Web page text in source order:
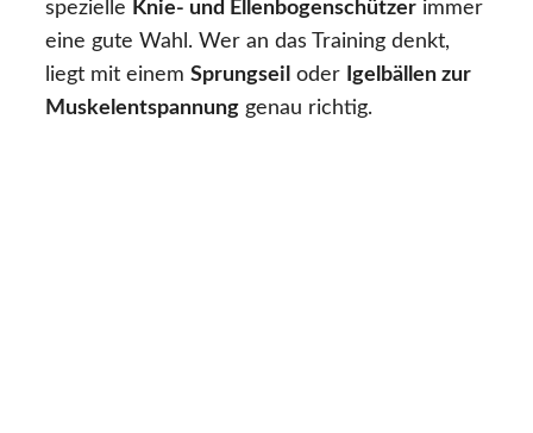
spezielle Knie- und Ellenbogenschützer immer
eine gute Wahl. Wer an das Training denkt,
liegt mit einem Sprungseil oder Igelbällen zur
Muskelentspannung genau richtig.